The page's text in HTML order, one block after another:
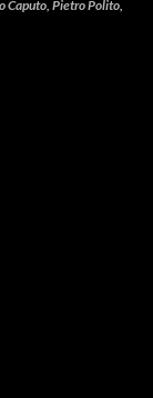
Caputo, Pietro Polito,